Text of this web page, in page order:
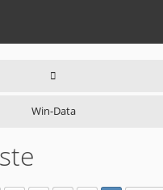
Win-Data